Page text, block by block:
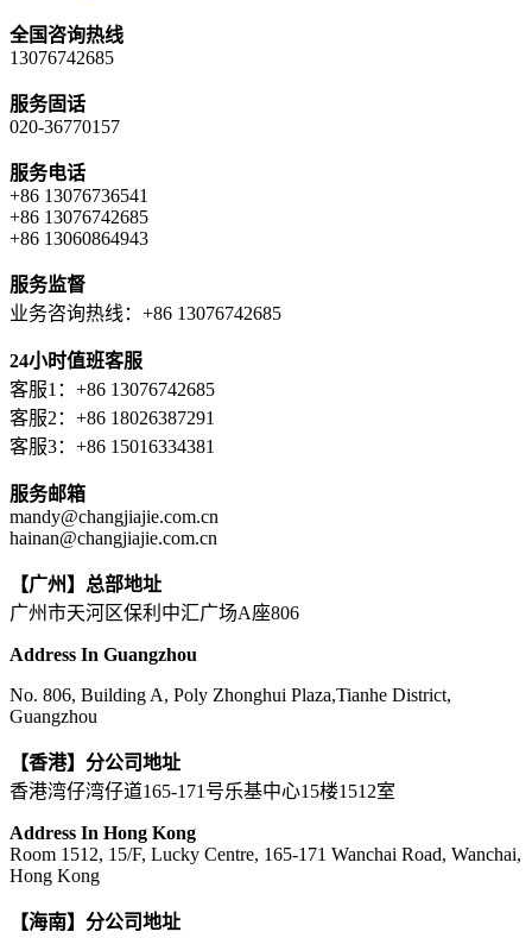
全国咨询热线
13076742685
服务固话
020-36770157
服务电话
+86 13076736541
+86 13076742685
+86 13060864943
服务监督
业务咨询热线：+86 13076742685
24小时值班客服
客服1：+86 13076742685
客服2：+86 18026387291
客服3：+86 15016334381
服务邮箱
mandy@changjiajie.com.cn
hainan@changjiajie.com.cn
【广州】总部地址
广州市天河区保利中汇广场A座806
Address In Guangzhou
No. 806, Building A, Poly Zhonghui Plaza,Tianhe District,
Guangzhou
【香港】分公司地址
香港湾仔湾仔道165-171号乐基中心15楼1512室
Address In Hong Kong
Room 1512, 15/F, Lucky Centre, 165-171 Wanchai Road, Wanchai,
Hong Kong
【海南】分公司地址